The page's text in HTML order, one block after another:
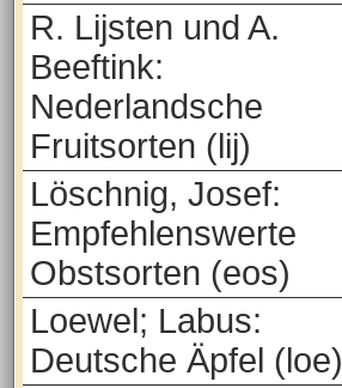
R. Lijsten und A.
Beeftink:
Nederlandsche
Fruitsorten (lij)
Löschnig, Josef:
Empfehlenswerte
Obstsorten (eos)
Loewel; Labus:
Deutsche Äpfel (loe)